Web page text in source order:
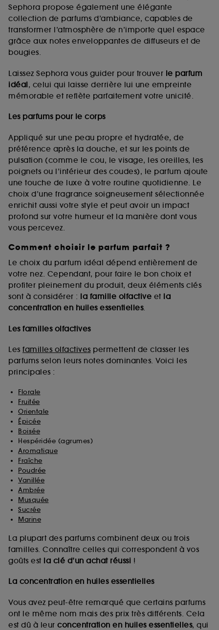
Sephora propose également une élégante
collection de parfums d’ambiance, capables de
transformer l’atmosphère de n’importe quel espace
grâce aux notes enveloppantes de diffuseurs et de
bougies.
Laissez Sephora vous guider pour trouver le parfum
idéal, celui qui laisse derrière lui une empreinte
mémorable et reflète parfaitement votre unicité.
Les parfums pour le corps
Appliqué sur une peau propre et hydratée, de
préférence après la douche, et sur les points de
pulsation (comme le cou, le visage, les oreilles, les
poignets ou l’intérieur des coudes), le parfum ajoute
une touche de luxe à votre routine quotidienne. Le
choix d’une fragrance soigneusement sélectionnée
enrichit aussi votre style et peut avoir un impact
profond sur votre humeur et la manière dont vous
vous percevez.
Comment choisir le parfum parfait ?
Le choix du parfum idéal dépend entièrement de
votre nez. Cependant, pour faire le bon choix et
profiter pleinement du produit, deux éléments clés
sont à considérer : la famille olfactive et la
concentration en huiles essentielles.
Les familles olfactives
Les familles olfactives permettent de classer les
parfums selon leurs notes dominantes. Voici les
principales :
Florale
Fruitée
Orientale
Épicée
Boisée
Hespéridée (agrumes)
Aromatique
Fraîche
Poudrée
Vanillée
Ambrée
Musquée
Sucrée
Marine
La plupart des parfums combinent deux ou trois
familles. Connaître celles qui correspondent à vos
goûts est la clé d’un achat réussi !
La concentration en huiles essentielles
Vous avez peut-être remarqué que certains parfums
ont le même nom mais des prix très différents. Cela
est dû à leur concentration en huiles essentielles, qui
de vous plaire via des publicités, y compris sur des
sites tiers et sur les réseaux sociaux, sur la base
des pages que vous avez consultées, de votre
navigation, et de l'historique de vos interactions.
d’en améliorer la performance.
Cookies de sécurisation des paiements en ligne :
fraudes aux moyens de paiement et les
usurpations d’identité.
Cookies fonctionnels :il s’agit de cookies
permettant l’affichage et/ou la fourniture de
certaines fonctionnalités du site, tel que les
cookies d’authentification qui sont utilisés afin de
vous faire bénéficier de l’authentification
prolongée vous permettant d’accéder à votre
compte lors de votre prochaine visite sur le site
sans saisir à nouveau votre identifiant et mot de
passe.
A l'exception des cookies techniques, le dépôt et la
lecture de ces traceurs requiert votre accord. Vous
pouvez personnaliser vos choix concernant le dépôt
de ces cookies grâce au bouton "personnaliser mes
choix" ci-dessous ou décider de "tout accepter".
Sephora pourra associer les informations de
navigation collectées par ces Cookies, pour les
collectées ou générées lors de votre activité en ligne
sur "continuer sans accepter". Voous pouvez à tout
moment choisir de retirer votrte consentement. Si vous
souhaitez obtenir plus d'information sur les cookies
utilisés, cliquez